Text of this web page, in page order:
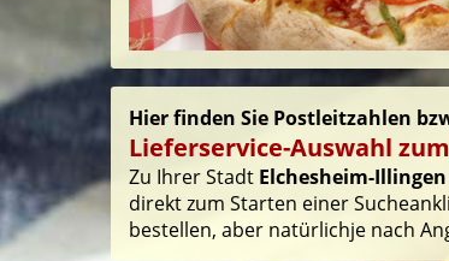
Hier finden Sie Postleitzahlen
Lieferservice-Auswahl
Zu Ihrer Stadt Elchesheim-Illingen
direkt zum Starten einer
bestellen, aber natürlichje nach